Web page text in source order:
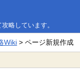
略しています。
Wiki > ページ新規作成